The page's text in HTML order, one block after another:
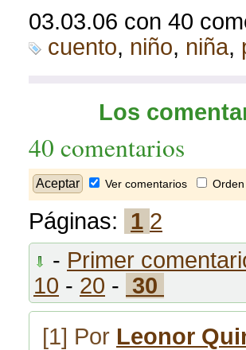
03.03.06 con 40
cuento, niño, niña,
Los
40 comentarios
Ver comentarios
Páginas: 1 2
- Primer
10 - 20 - 30
[1] Por Leonor